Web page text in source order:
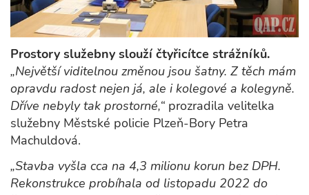
Prostory služebny slouží čtyřicítce strážníků.
„Největší viditelnou změnou jsou šatny. Z těch mám
opravdu radost nejen já, ale i kolegové a kolegyně.
Dříve nebyly tak prostorné,“ prozradila velitelka
služebny Městské policie Plzeň-Bory Petra
Machuldová.
„Stavba vyšla cca na 4,3 milionu korun bez DPH.
Rekonstrukce probíhala od listopadu 2022 do